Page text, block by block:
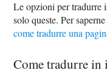
Le opzioni per tradurre
solo queste. Per
come tradurre una
Come tradurre in